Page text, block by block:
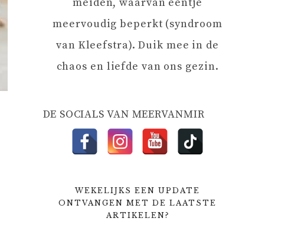
meervoudig beperkt (syndroom
van Kleefstra). Duik mee in de
chaos en liefde van ons gezin.
DE SOCIALS VAN MEERVANMIR
WEKELIJKS EEN UPDATE
ONTVANGEN MET DE LAATSTE
ARTIKELEN?